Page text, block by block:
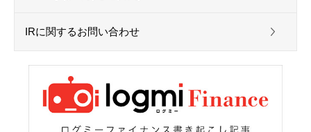
IRに関するお問い合わせ